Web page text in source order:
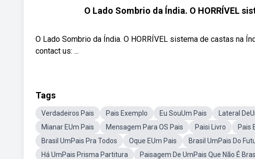
O Lado Sombrio da Índia. O HORRÍVEL
O Lado Sombrio da Índia. O HORRÍVEL sistema de castas na
contact us: ...
Tags
Verdadeiros Pais Pais Exemplo Eu SouUm Pais Lateral
Mianar EUm Pais
Mensagem Para OS Pais Paisi Livro Pais
Brasil UmPais Pra Todos
Oque EUm Pais Brasil UmPais Do
Há UmPais Prisma Partitura
Paisagem De UmPais Que Não É